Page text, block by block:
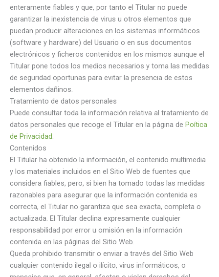
enteramente fiables y que, por tanto el Titular no puede
garantizar la inexistencia de virus u otros elementos que
puedan producir alteraciones en los sistemas informáticos
(software y hardware) del Usuario o en sus documentos
electrónicos y ficheros contenidos en los mismos aunque el
Titular pone todos los medios necesarios y toma las medidas
de seguridad oportunas para evitar la presencia de estos
elementos dañinos.
Tratamiento de datos personales
Puede consultar toda la información relativa al tratamiento de
datos personales que recoge el Titular en la página de Poítica
de Privacidad.
Contenidos
El Titular ha obtenido la información, el contenido multimedia
y los materiales incluidos en el Sitio Web de fuentes que
considera fiables, pero, si bien ha tomado todas las medidas
razonables para asegurar que la información contenida es
correcta, el Titular no garantiza que sea exacta, completa o
actualizada. El Titular declina expresamente cualquier
responsabilidad por error u omisión en la información
contenida en las páginas del Sitio Web.
Queda prohibido transmitir o enviar a través del Sitio Web
cualquier contenido ilegal o ilícito, virus informáticos, o